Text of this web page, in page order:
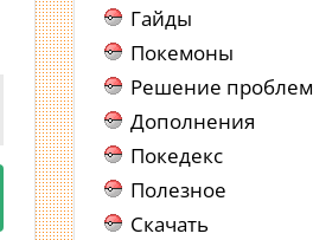
Гайды
Покемоны
Решение проблем
Дополнения
Покедекс
Полезное
Скачать